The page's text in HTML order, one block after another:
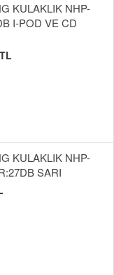
KULAKLIK NHP-
I-POD VE CD
KULAKLIK NHP-
SARI